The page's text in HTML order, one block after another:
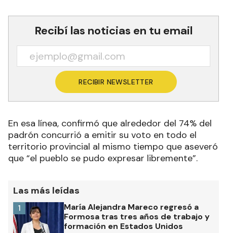
Recibí las noticias en tu email
RECIBIR NEWSLETTER
En esa línea, confirmó que alrededor del 74% del
padrón concurrió a emitir su voto en todo el
territorio provincial al mismo tiempo que aseveró
que “el pueblo se pudo expresar libremente”.
Las más leídas
María Alejandra Mareco regresó a
Formosa tras tres años de trabajo y
formación en Estados Unidos
1